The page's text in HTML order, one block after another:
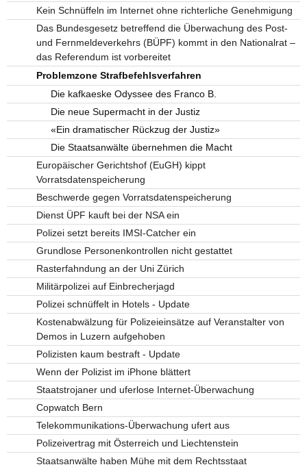
Kein Schnüffeln im Internet ohne richterliche Genehmigung
Das Bundesgesetz betreffend die Überwachung des Post-
und Fernmeldeverkehrs (BÜPF) kommt in den Nationalrat –
das Referendum ist vorbereitet
Problemzone Strafbefehlsverfahren
Die kafkaeske Odyssee des Franco B.
Die neue Supermacht in der Justiz
«Ein dramatischer Rückzug der Justiz»
Die Staatsanwälte übernehmen die Macht
Europäischer Gerichtshof (EuGH) kippt
Vorratsdatenspeicherung
Beschwerde gegen Vorratsdatenspeicherung
Dienst ÜPF kauft bei der NSA ein
Polizei setzt bereits IMSI-Catcher ein
Grundlose Personenkontrollen nicht gestattet
Rasterfahndung an der Uni Zürich
Militärpolizei auf Einbrecherjagd
Polizei schnüffelt in Hotels - Update
Kostenabwälzung für Polizeieinsätze auf Veranstalter von
Demos in Luzern aufgehoben
Polizisten kaum bestraft - Update
Wenn der Polizist im iPhone blättert
Staatstrojaner und uferlose Internet-Überwachung
Copwatch Bern
Telekommunikations-Überwachung ufert aus
Polizeivertrag mit Österreich und Liechtenstein
Staatsanwälte haben Mühe mit dem Rechtsstaat